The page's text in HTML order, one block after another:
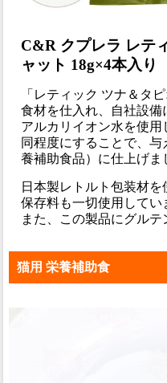
C&R クプレラ レテ
ャット 18g×4本入り
「レティック ツナ＆タ
食材を仕入れ、自社設備
アルカリイオン水を使用
同程度にすることで、
養補助食品）に仕上げま
日本製レトルト包装材を
保存料も一切使用してい
また、この製品にグルテ
猫用 栄養補助食